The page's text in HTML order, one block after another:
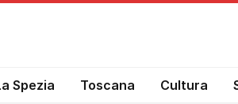
Spezia Toscana Cultura